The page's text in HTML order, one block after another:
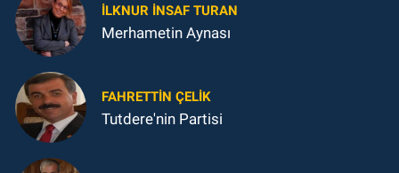
İLKNUR İNSAF TURAN
Merhametin Aynası
FAHRETTIN ÇELİK
Tutdere'nin Partisi